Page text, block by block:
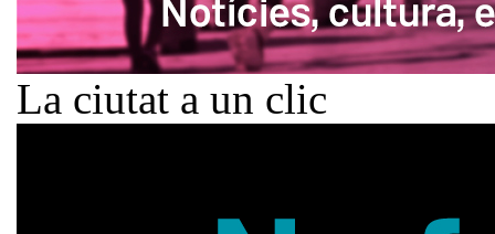
La ciutat a un clic